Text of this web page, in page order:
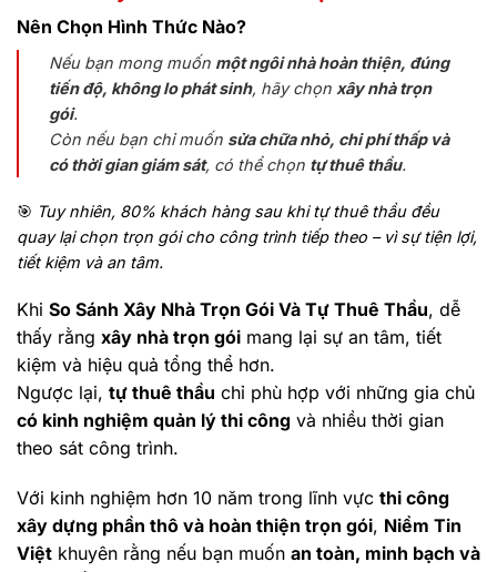
Nên Chọn Hình Thức Nào?
Nếu bạn mong muốn một ngôi nhà hoàn thiện, đúng
tiến độ, không lo phát sinh, hãy chọn xây nhà trọn
gói.
Còn nếu bạn chỉ muốn sửa chữa nhỏ, chi phí thấp và
có thời gian giám sát, có thể chọn tự thuê thầu.
🎯 Tuy nhiên, 80% khách hàng sau khi tự thuê thầu đều
quay lại chọn trọn gói cho công trình tiếp theo – vì sự tiện lợi,
tiết kiệm và an tâm.
Khi So Sánh Xây Nhà Trọn Gói Và Tự Thuê Thầu, dễ
thấy rằng xây nhà trọn gói mang lại sự an tâm, tiết
kiệm và hiệu quả tổng thể hơn.
Ngược lại, tự thuê thầu chỉ phù hợp với những gia chủ
có kinh nghiệm quản lý thi công và nhiều thời gian
theo sát công trình.
Với kinh nghiệm hơn 10 năm trong lĩnh vực thi công
xây dựng phần thô và hoàn thiện trọn gói, Niềm Tin
Việt khuyên rằng nếu bạn muốn an toàn, minh bạch và